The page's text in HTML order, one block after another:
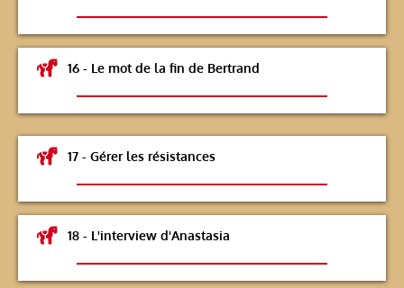
16 - Le mot de la fin de Bertrand
17 - Gérer les résistances
18 - L'interview d'Anastasia